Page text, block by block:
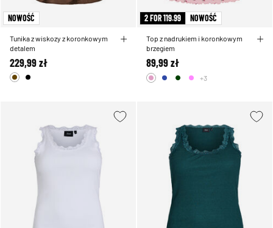
NOWOŚĆ
Tunika z wiskozy z koronkowym
detalem
229,99 zł
2 FOR 119.99 NOWOŚĆ
Top z nadrukiem i koronkowym
brzegiem
89,99 zł
+3